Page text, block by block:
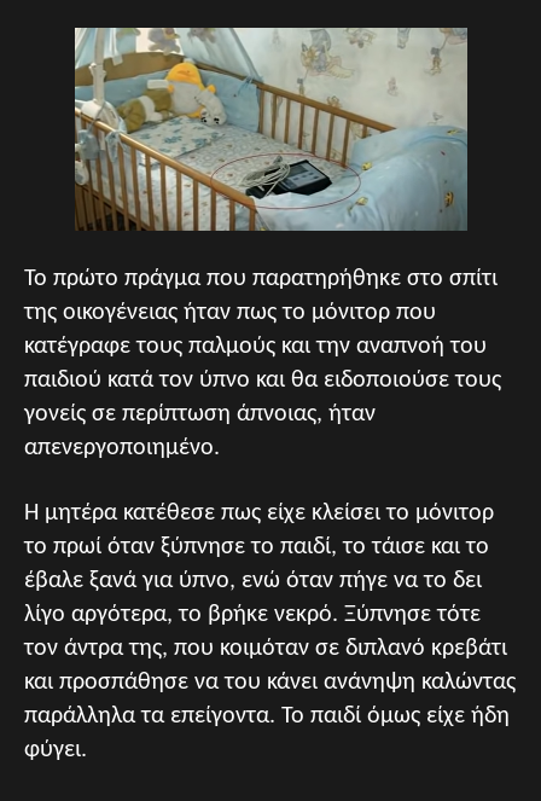
Το πρώτο πράγμα που παρατηρήθηκε στο σπίτι
της οικογένειας ήταν πως το μόνιτορ που
κατέγραφε τους παλμούς και την αναπνοή του
παιδιού κατά τον ύπνο και θα ειδοποιούσε τους
γονείς σε περίπτωση άπνοιας, ήταν
απενεργοποιημένο.
Η μητέρα κατέθεσε πως είχε κλείσει το μόνιτορ
το πρωί όταν ξύπνησε το παιδί, το τάισε και το
έβαλε ξανά για ύπνο, ενώ όταν πήγε να το δει
λίγο αργότερα, το βρήκε νεκρό. Ξύπνησε τότε
τον άντρα της, που κοιμόταν σε διπλανό κρεβάτι
και προσπάθησε να του κάνει ανάνηψη καλώντας
παράλληλα τα επείγοντα. Το παιδί όμως είχε ήδη
φύγει.